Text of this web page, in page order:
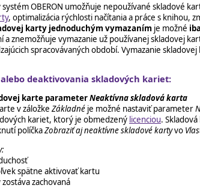
OBERON umožňuje nepoužívané skladové
, optimalizácia rýchlosti načítania a práce s knihou,
karty jednoduchým vymazaním je možné
a znemožňuje vymazanie už používanej skladovej
spracovávaných období. Vymazanie
deaktivovania skladových kariet:
karte parameterNeaktívna skladová karta
v záložke Základné je možné nastaviť parameter
kariet, ktorý je obmedzený licenciou.
políčkaZobraziť aj neaktívne skladové kartyvo
spätne aktivovať kartu
zachovaná